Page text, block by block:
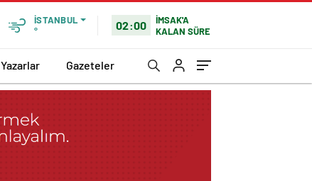
İSTANBUL
°
02:00
İMSAK'A
KALAN SÜRE
Yazarlar Gazeteler